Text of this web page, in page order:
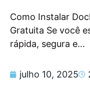
Como Instalar
Gratuita Se você
rápida, segura e...
julho 10, 2025